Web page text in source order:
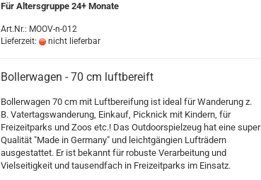
Für Altersgruppe 24+ Monate
Art.Nr.: MOOV-n-012
Lieferzeit:
nicht lieferbar
Bollerwagen - 70 cm luftbereift
Bollerwagen 70 cm mit Luftbereifung ist ideal für Wanderung z.
B. Vatertagswanderung, Einkauf, Picknick mit Kindern, für
Freizeitparks und Zoos etc.! Das Outdoorspielzeug hat eine super
Qualität "Made in Germany" und leichtgängien Lufträdern
ausgestattet. Er ist bekannt für robuste Verarbeitung und
Vielseitigkeit und tausendfach in Freizeitparks im Einsatz.